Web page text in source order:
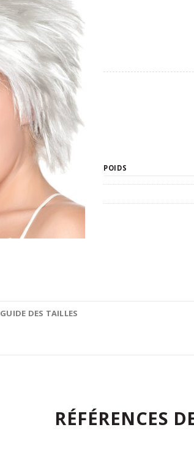
POIDS
GUIDE DES TAILLES
RÉFÉRENCES